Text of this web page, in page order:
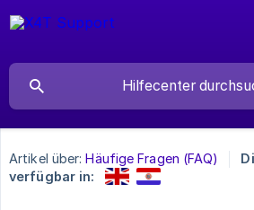
Artikel über: Häufige Fragen (FAQ)
verfügbar in: